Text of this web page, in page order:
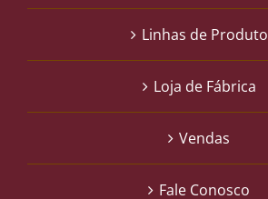
Linhas de Produto
Loja de Fábrica
Vendas
Fale Conosco